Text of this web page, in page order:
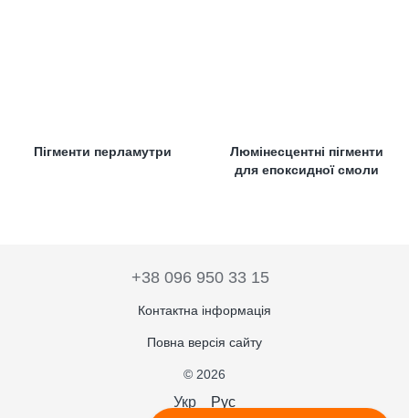
Пігменти перламутри
Люмінесцентні пігменти
для епоксидної смоли
+38 096 950 33 15
Контактна інформація
Повна версія сайту
© 2026
Укр Рус